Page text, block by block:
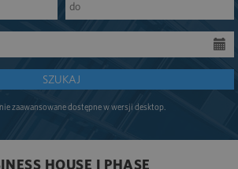
SZUKAJ
zaawansowane dostępne w wersji desktop.
HOUSE I PHASE